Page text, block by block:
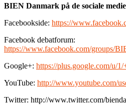
BIEN Danmark på de sociale
Facebookside: https://
Facebook debatforum:
https://www.facebook.com/groups/
Google+: https://plus.google.com/u/
YouTube: http://www.youtube.com/
Twitter: http://www.twitter.com/